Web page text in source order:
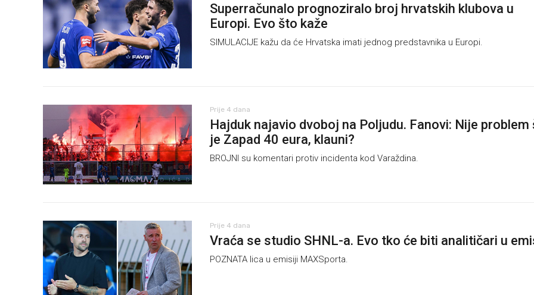
Superračunalo prognoziralo broj hrvatskih klubova u
Europi. Evo što kaže
SIMULACIJE kažu da će Hrvatska imati jednog predstavnika u Europi.
Prije 4 dana
Hajduk najavio dvoboj na Poljudu. Fanovi: Nije problem
je Zapad 40 eura, klauni?
BROJNI su komentari protiv incidenta kod Varaždina.
Prije 4 dana
Vraća se studio SHNL-a. Evo tko će biti analitičari u
POZNATA lica u emisiji MAXSporta.